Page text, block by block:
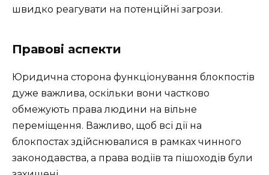
швидко реагувати на потенційні загрози.
Правові аспекти
Юридична сторона функціонування блокпостів
дуже важлива, оскільки вони частково
обмежують права людини на вільне
переміщення. Важливо, щоб всі дії на
блокпостах здійснювалися в рамках чинного
законодавства, а права водіїв та пішоходів були